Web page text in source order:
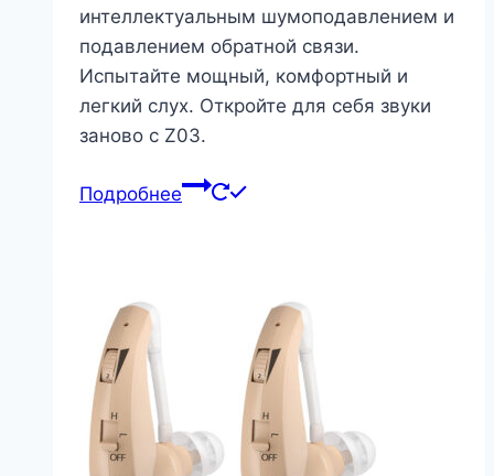
интеллектуальным шумоподавлением и
подавлением обратной связи.
Испытайте мощный, комфортный и
легкий слух. Откройте для себя звуки
заново с Z03.
Подробнее